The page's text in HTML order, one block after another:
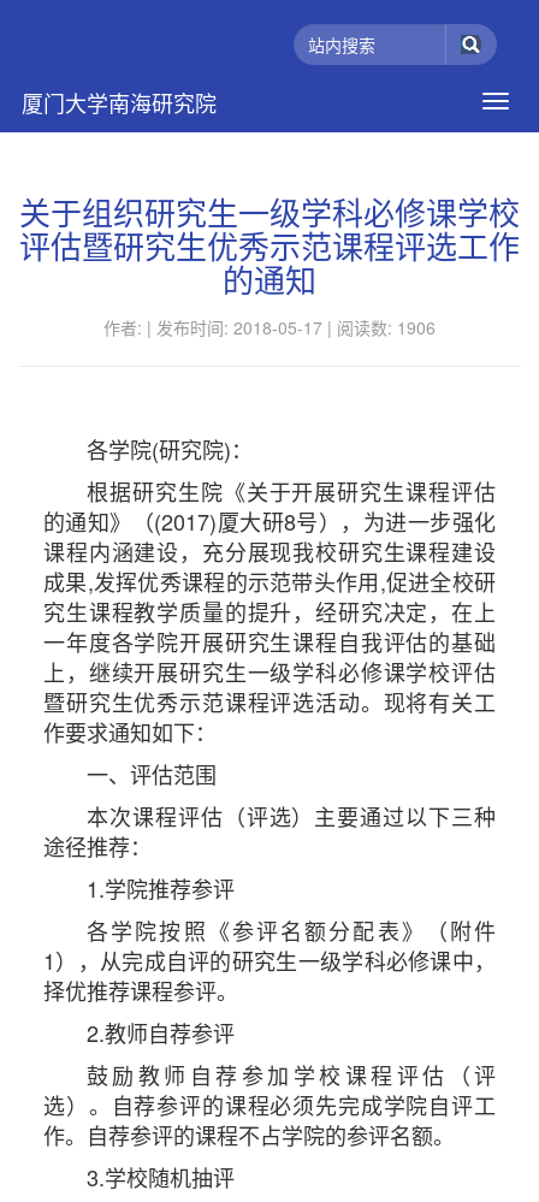
厦门大学南海研究院
关于组织研究生一级学科必修课学校
评估暨研究生优秀示范课程评选工作
的通知
作者: | 发布时间: 2018-05-17 | 阅读数: 1906
各学院(研究院)：
根据研究生院《关于开展研究生课程评估
的通知》（(2017)厦大研8号），为进一步强化
课程内涵建设，充分展现我校研究生课程建设
成果,发挥优秀课程的示范带头作用,促进全校研
究生课程教学质量的提升，经研究决定，在上
一年度各学院开展研究生课程自我评估的基础
上，继续开展研究生一级学科必修课学校评估
暨研究生优秀示范课程评选活动。现将有关工
作要求通知如下：
一、评估范围
本次课程评估（评选）主要通过以下三种
途径推荐：
1.学院推荐参评
各学院按照《参评名额分配表》（附件
1），从完成自评的研究生一级学科必修课中，
择优推荐课程参评。
2.教师自荐参评
鼓励教师自荐参加学校课程评估（评
选）。自荐参评的课程必须先完成学院自评工
作。自荐参评的课程不占学院的参评名额。
3.学校随机抽评